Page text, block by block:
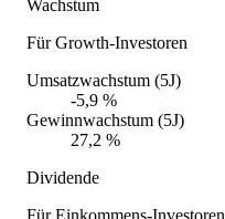
Wachstum
Für Growth-Investoren
Umsatzwachstum (5J)
-5,9 %
Gewinnwachstum (5J)
27,2 %
Dividende
Für Einkommens-Investoren